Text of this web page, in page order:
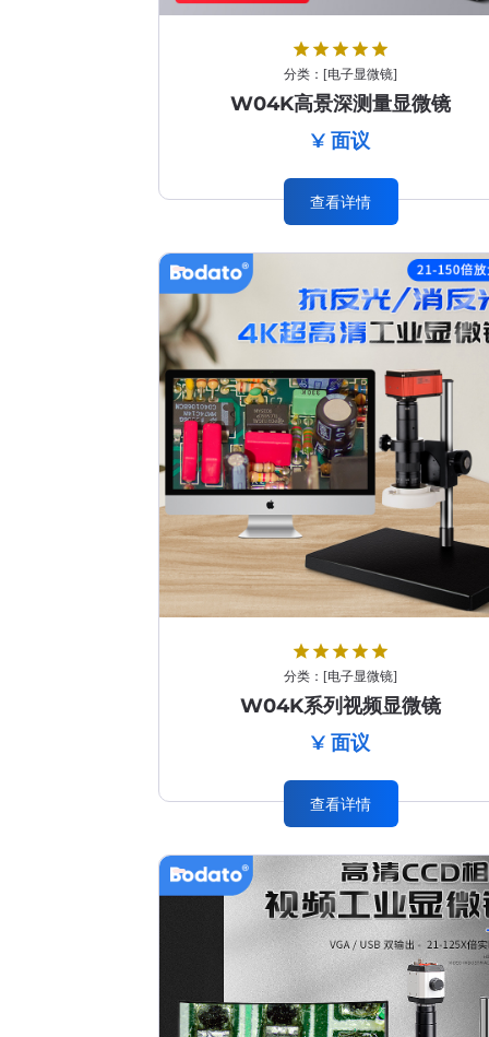
star star star star star
分类： [电子显微镜]
W04K高景深测量显微镜
¥ 面议
查看详情
star star star star star
分类： [电子显微镜]
W04K系列视频显微镜
¥ 面议
查看详情